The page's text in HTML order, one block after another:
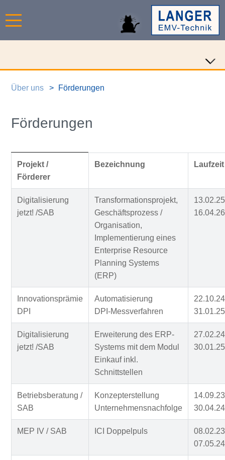
Über uns Förderungen
Förderungen
Projekt /
Förderer
Bezeichnung Laufzeit
Digitalisierung
jetzt! /SAB
Transformationsprojekt,
Geschäftsprozess /
Organisation,
Implementierung eines
Enterprise Resource
Planning Systems
(ERP)
16.04.26
Innovationsprämie
DPI
Automatisierung
DPI-Messverfahren
31.01.25
Digitalisierung
jetzt! /SAB
Erweiterung des ERP-
Systems mit dem Modul
Einkauf inkl.
Schnittstellen
30.01.25
Betriebsberatung /
SAB
Konzepterstellung
Unternehmensnachfolge
30.04.24
MEP IV / SAB ICI Doppelpuls
07.05.24